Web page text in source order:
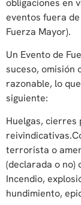
eventos fuera
Fuerza Mayor).
Un Evento de
suceso, omisión
razonable, lo
siguiente:
Huelgas,
terrorista o
(declarada o no)
Incendio,
hundimiento,